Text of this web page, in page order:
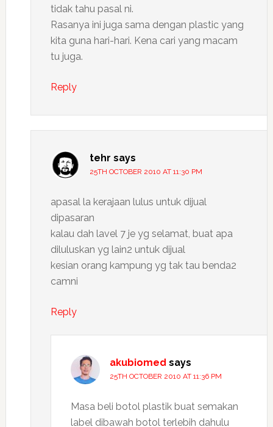
tidak tahu pasal ni.
Rasanya ini juga sama dengan plastic yang
kita guna hari-hari. Kena cari yang macam
tu juga.
Reply
tehr says
25TH OCTOBER 2010 AT 11:30 PM
apasal la kerajaan lulus untuk dijual
dipasaran
kalau dah lavel 7 je yg selamat, buat apa
diluluskan yg lain2 untuk dijual
kesian orang kampung yg tak tau benda2
camni
Reply
akubiomed says
25TH OCTOBER 2010 AT 11:36 PM
Masa beli botol plastik buat semakan
label dibawah botol terlebih dahulu